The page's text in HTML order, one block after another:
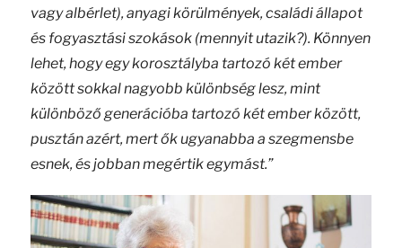
vagy albérlet), anyagi körülmények, családi állapot
és fogyasztási szokások (mennyit utazik?). Könnyen
lehet, hogy egy korosztályba tartozó két ember
között sokkal nagyobb különbség lesz, mint
különböző generációba tartozó két ember között,
pusztán azért, mert ők ugyanabba a szegmensbe
esnek, és jobban megértik egymást.”